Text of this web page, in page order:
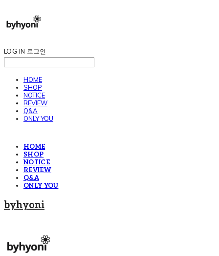
LOG IN 로그인
HOME
SHOP
NOTICE
REVIEW
Q&A
ONLY YOU
HOME
SHOP
NOTICE
REVIEW
Q&A
ONLY YOU
byhyoni